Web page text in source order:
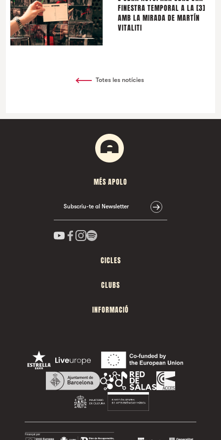
FINESTRA TEMPORAL A LA [3]
AMB LA MIRADA DE MARTÍN
VITALITI
Totes les notícies
MÉS APOLO
Subscriu-te al Newsletter
CICLES
CLUBS
INFORMACIÓ